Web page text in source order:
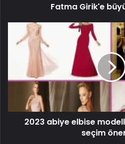
Fatma Girik'e
2023 abiye elbise
seçim